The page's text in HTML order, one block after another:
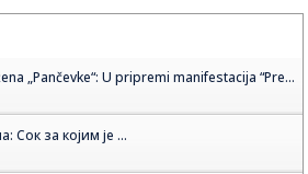
„Pančevke“: U pripremi manifestacija “Pre...
Сок за којим је ...